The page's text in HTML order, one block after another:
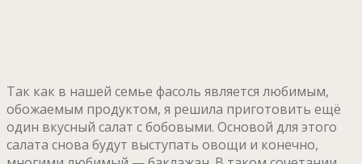
Так как в нашей семье фасоль является любимым,
обожаемым продуктом, я решила приготовить ещё
один вкусный салат с бобовыми. Основой для этого
салата снова будут выступать овощи и конечно,